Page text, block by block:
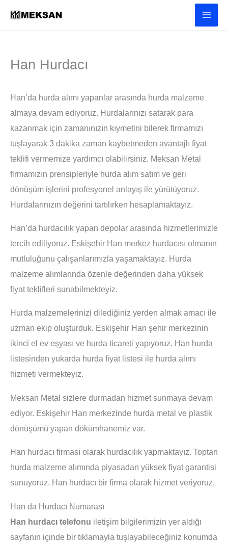
atla
Han Hurdacı
Han’da hurda alımı yapanlar arasında hurda malzeme
almaya devam ediyoruz. Hurdalarınızı satarak para
kazanmak için zamanınızın kıymetini bilerek firmamızı
tuşlayarak 3 dakika zaman kaybetmeden avantajlı fiyat
teklifi vermemize yardımcı olabilirsiniz. Meksan Metal
firmamızın prensipleriyle hurda alım satım ve geri
dönüşüm işlerini profesyonel anlayış ile yürütüyoruz.
Hurdalarınızın değerini tartılırken hesaplamaktayız.
Han’da hurdacılık yapan depolar arasında hizmetlerimizle
tercih ediliyoruz. Eskişehir Han merkez hurdacısı olmanın
mutluluğunu çalışanlarımızla yaşamaktayız. Hurda
malzeme alımlarında özenle değerinden daha yüksek
fiyat teklifleri sunabilmekteyiz.
Hurda malzemelerinizi dilediğiniz yerden almak amacı ile
uzman ekip oluşturduk. Eskişehir Han şehir merkezinin
ikinci el ev eşyası ve hurda ticareti yapıyoruz. Han hurda
listesinden yukarda hurda fiyat listesi ile hurda alımı
hizmeti vermekteyiz.
Meksan Metal sizlere durmadan hizmet sunmaya devam
ediyor. Eskişehir Han merkezinde hurda metal ve plastik
dönüşümü yapan dökümhanemiz var.
Han hurdacı firması olarak hurdacılık yapmaktayız. Toptan
hurda malzeme alımında piyasadan yüksek fiyat garantisi
sunuyoruz. Han hurdacı bir firma olarak hizmet veriyoruz.
Han da Hurdacı Numarası
Han hurdacı telefonu iletişim bilgilerimizin yer aldığı
sayfanın içinde bir tıklamayla tuşlayabileceğiniz konumda